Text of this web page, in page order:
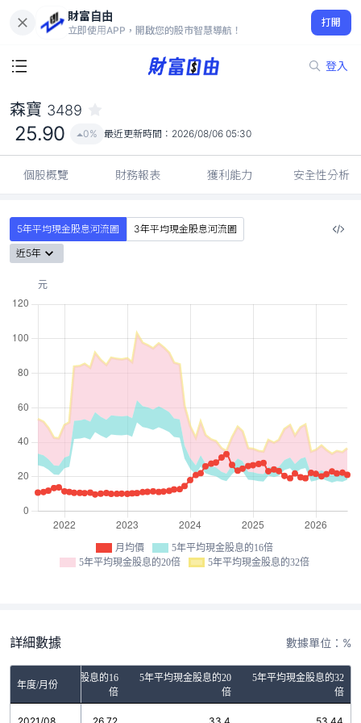
財富自由
立即使用APP，開啟您的股市智慧導航！
打開
登入
25.90
0%
森寶 3489
25.90 0% 最近更新時間： 2026/08/06 05:30
個股概覽 財務報表 獲利能力 安全性分析
5年平均現金股息河流圖
3年平均現金股息河流圖
近5年
月均價
5年平均現金股息的16倍
5年平均現金股息的20倍
5年平均現金股息的32倍
詳細數據 數據單位：%
年度/月份
5年平均現金股息的16
倍
5年平均現金股息的20
倍
5年平均現金股息的32
倍